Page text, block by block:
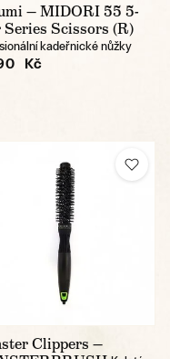
— MIDORI 55 5-
Scissors (R)
kadeřnické nůžky
Kč
Clippers —